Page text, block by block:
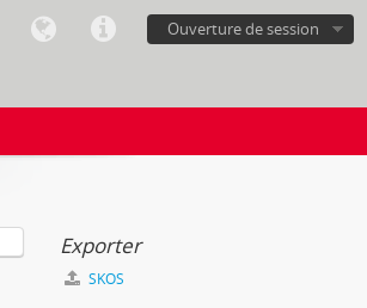
Ouverture de session
Exporter
SKOS